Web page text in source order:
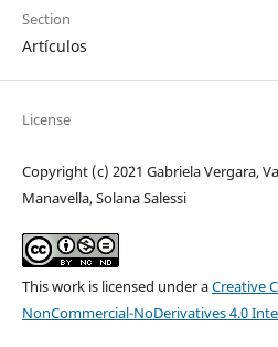
Section
Artículos
License
Copyright (c) 2021 Gabriela Vergara,
Manavella, Solana Salessi
This work is licensed under aCreative
NonCommercial-NoDerivatives 4.0